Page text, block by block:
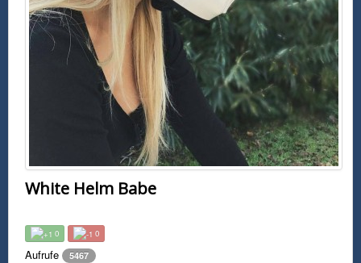
White Helm Babe
0 0
Aufrufe 5467